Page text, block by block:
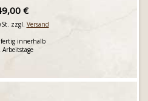
€
zzgl. Versand
innerhalb
Arbeitstage